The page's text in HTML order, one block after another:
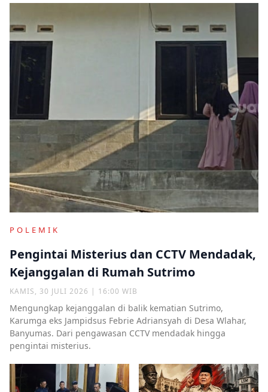
POLEMIK
Pengintai Misterius dan CCTV Mendadak,
Kejanggalan di Rumah Sutrimo
KAMIS, 30 JULI 2026 | 16:00 WIB
Mengungkap kejanggalan di balik kematian Sutrimo,
Karumga eks Jampidsus Febrie Adriansyah di Desa Wlahar,
Banyumas. Dari pengawasan CCTV mendadak hingga
pengintai misterius.